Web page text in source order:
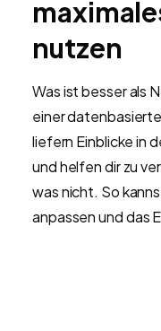
nutzen
Was ist besser als
einer
liefern Einblicke in
und helfen dir zu
was nicht. So
anpassen und das